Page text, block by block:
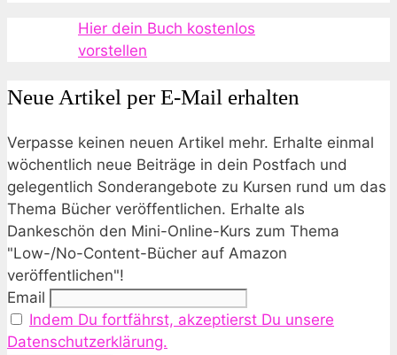
Hier dein Buch kostenlos
vorstellen
Neue Artikel per E-Mail erhalten
Verpasse keinen neuen Artikel mehr. Erhalte einmal
wöchentlich neue Beiträge in dein Postfach und
gelegentlich Sonderangebote zu Kursen rund um das
Thema Bücher veröffentlichen. Erhalte als
Dankeschön den Mini-Online-Kurs zum Thema
"Low-/No-Content-Bücher auf Amazon
veröffentlichen"!
Email
Indem Du fortfährst, akzeptierst Du unsere
Datenschutzerklärung.